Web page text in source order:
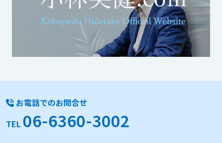
お電話でのお問合せ
TEL 06-6360-3002